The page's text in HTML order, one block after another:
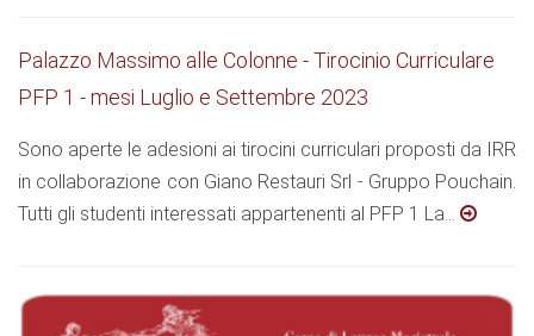
Palazzo Massimo alle Colonne - Tirocinio Curriculare
PFP 1 - mesi Luglio e Settembre 2023
Sono aperte le adesioni ai tirocini curriculari proposti da IRR
in collaborazione con Giano Restauri Srl - Gruppo Pouchain.
Tutti gli studenti interessati appartenenti al PFP 1 La...